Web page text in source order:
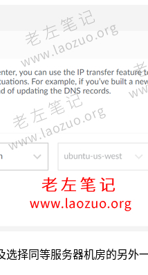
择同等服务器机房的另外